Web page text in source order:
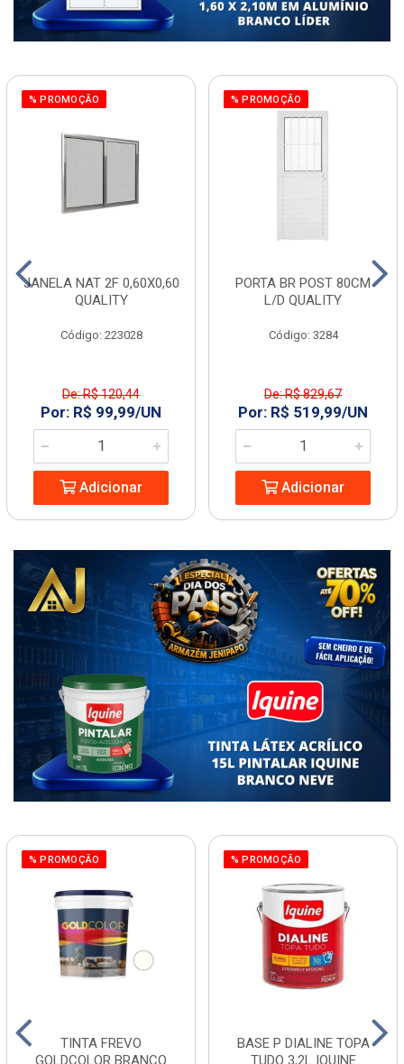
% PROMOÇÃO
JANELA NAT 2F 0,60X0,60
QUALITY
Código: 223028
De: R$ 120,44
Por: R$ 99,99/UN
Adicionar
% PROMOÇÃO
PORTA BR POST 80CM
L/D QUALITY
Código: 3284
De: R$ 829,67
Por: R$ 519,99/UN
Adicionar
% PROMOÇÃO
TINTA FREVO
GOLDCOLOR BRANCO
% PROMOÇÃO
BASE P DIALINE TOPA
TUDO 3,2L IQUINE